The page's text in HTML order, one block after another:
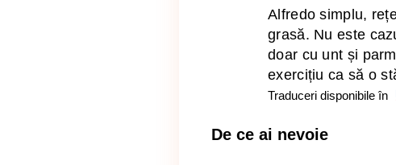
Alfredo simplu,
grasă. Nu este
doar cu unt și
exercițiu ca să o
Traduceri disponibile în
De ce ai nevoie